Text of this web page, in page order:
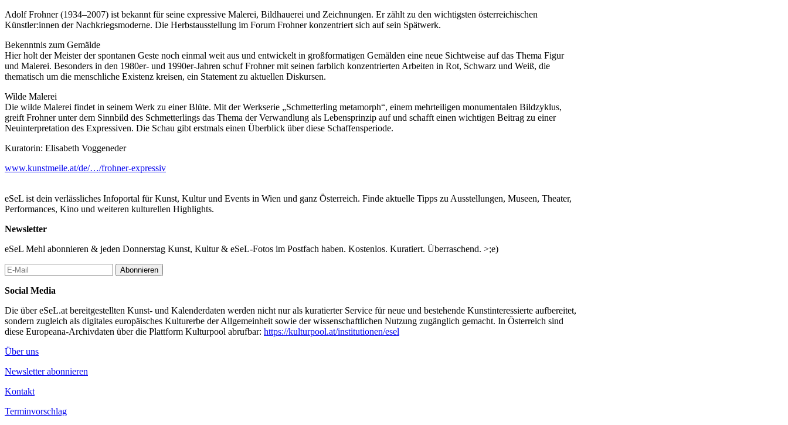
Adolf Frohner (1934–2007) ist bekannt für seine expressive Malerei, Bildhauerei und Zeichnungen. Er zählt zu den wichtigsten österreichischen
Künstler:innen der Nachkriegsmoderne. Die Herbstausstellung im Forum Frohner konzentriert sich auf sein Spätwerk.
Bekenntnis zum Gemälde
Hier holt der Meister der spontanen Geste noch einmal weit aus und entwickelt in großformatigen Gemälden eine neue Sichtweise auf das Thema Figur
und Malerei. Besonders in den 1980er- und 1990er-Jahren schuf Frohner mit seinen farblich konzentrierten Arbeiten in Rot, Schwarz und Weiß, die
thematisch um die menschliche Existenz kreisen, ein Statement zu aktuellen Diskursen.
Wilde Malerei
Die wilde Malerei findet in seinem Werk zu einer Blüte. Mit der Werkserie „Schmetterling metamorph“, einem mehrteiligen monumentalen Bildzyklus,
greift Frohner unter dem Sinnbild des Schmetterlings das Thema der Verwandlung als Lebensprinzip auf und schafft einen wichtigen Beitrag zu einer
Neuinterpretation des Expressiven. Die Schau gibt erstmals einen Überblick über diese Schaffensperiode.
Kuratorin: Elisabeth Voggeneder
www.kunstmeile.at/de/…/frohner-expressiv
eSeL ist dein verlässliches Infoportal für Kunst, Kultur und Events in Wien und ganz Österreich. Finde aktuelle Tipps zu Ausstellungen, Museen, Theater,
Performances, Kino und weiteren kulturellen Highlights.
Newsletter
eSeL Mehl abonnieren & jeden Donnerstag Kunst, Kultur & eSeL-Fotos im Postfach haben. Kostenlos. Kuratiert. Überraschend. >;e)
Abonnieren
Social Media
Die über eSeL.at bereitgestellten Kunst- und Kalenderdaten werden nicht nur als kuratierter Service für neue und bestehende Kunstinteressierte aufbereitet,
sondern zugleich als digitales europäisches Kulturerbe der Allgemeinheit sowie der wissenschaftlichen Nutzung zugänglich gemacht. In Österreich sind
diese Europeana-Archivdaten über die Plattform Kulturpool abrufbar: https://kulturpool.at/institutionen/esel
Über uns
Newsletter abonnieren
Kontakt
Terminvorschlag